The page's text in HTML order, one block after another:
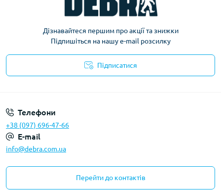
Дізнавайтеся першим про акції та знижки
Підпишіться на нашу e-mail розсилку
Підписатися
Телефони
+38 (097) 696-47-66
E-mail
info@debra.com.ua
Перейти до контактів